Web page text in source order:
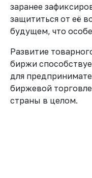
заранее
защититься от её
будущем, что
Развитие
биржи
для
биржевой
страны в целом.